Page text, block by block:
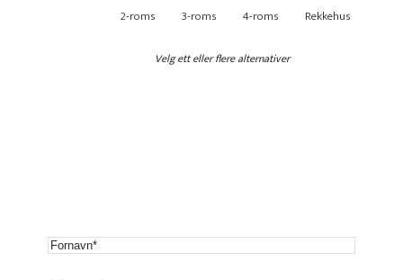
2-roms 3-roms 4-roms Rekkehus
Velg ett eller flere alternativer